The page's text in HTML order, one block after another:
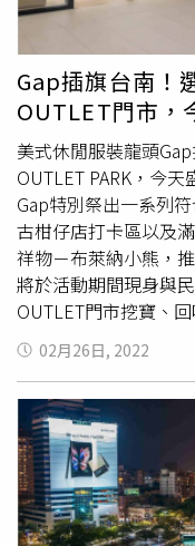
了。借屍還魂兩位女
位，分別將兩人神主
面是朱秀華。（圖／
姓網友也曾在Dcard作
心理壓力過大的現象
後壓力症候群的機率
逃難故事，隨後失憶
就可以解釋為何她能
師甚至認為，林罔腰
因為臺灣人大多識字
達，很可能略識數十
了，或許在她發生多
識字」變得「很識字
寢，享耆壽97歲，據
回家」，隨即撒手人
因家屬相信亡者雖是
屬擲筊請示，訃聞上
華）」名義發喪、祭
Gap插旗台南！
OUTLET門市，
美式休閒服裝龍頭
OUTLET PARK，今
Gap特別祭出一系列
古柑仔店打卡區以及
祥物－布萊納小熊，
將於活動期間現身與
OUTLET門市挖寶、
於今天至2月28日 開
品 6折，以及每日前
來店好禮，數量有限
Taiwan官方粉絲團
可加入官方Instagram
OUTLET門市開幕，
品牌提供)Gap台南限
費再送懷舊童玩、戳
02月26日, 2022